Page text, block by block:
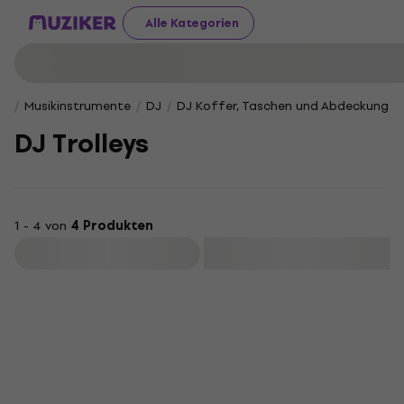
Alle Kategorien
Musikinstrumente DJ DJ Koffer, Taschen und Abdeckungen
DJ Trolleys
1 - 4 von 4 Produkten